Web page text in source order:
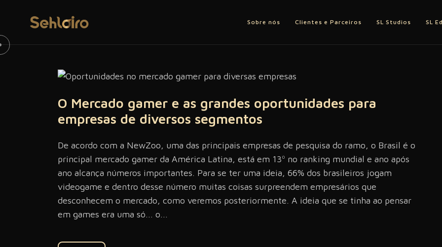
Sobre nós Clientes e Parceiros SL Studios SL
O Mercado gamer e as grandes oportunidades para
empresas de diversos segmentos
De acordo com a NewZoo, uma das principais empresas de pesquisa do ramo, o Brasil é o
principal mercado gamer da América Latina, está em 13º no ranking mundial e ano após
ano alcança números importantes. Para se ter uma ideia, 66% dos brasileiros jogam
videogame e dentro desse número muitas coisas surpreendem empresários que
desconhecem o mercado, como veremos posteriormente. A ideia que se tinha ao pensar
em games era uma só... o...